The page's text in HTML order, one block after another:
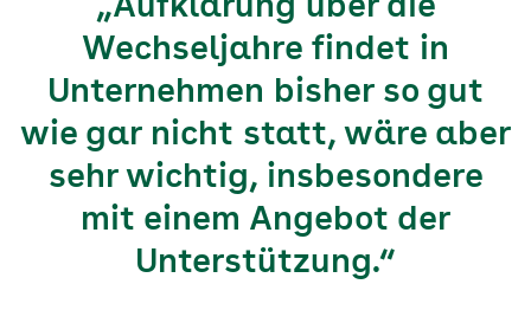
„Aufklärung über die
Wechseljahre findet in
Unternehmen bisher so gut
wie gar nicht statt, wäre aber
sehr wichtig, insbesondere
mit einem Angebot der
Unterstützung.“